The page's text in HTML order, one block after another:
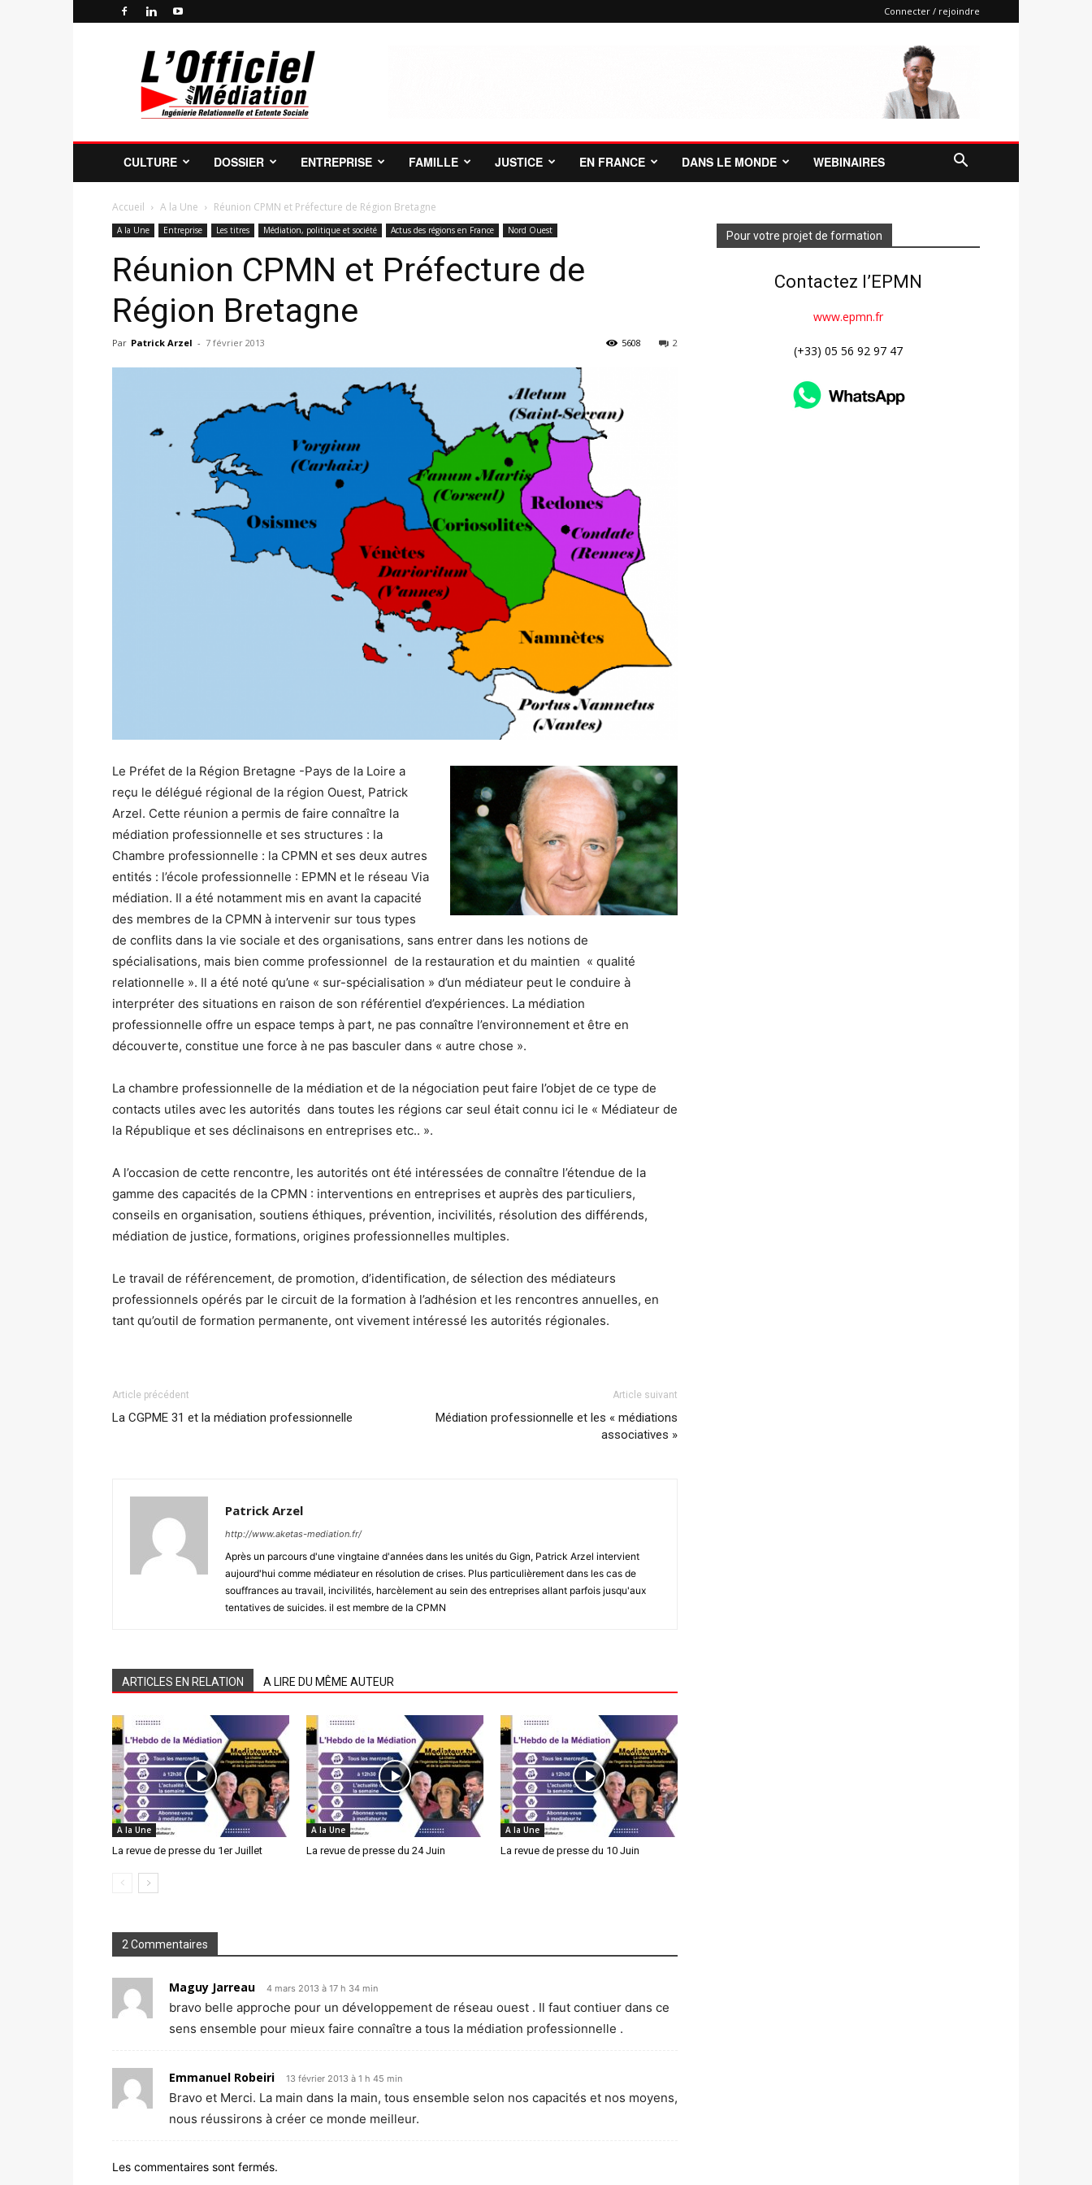
Connecter / rejoindre
Officiel
Médiation
Professionnelle
et
de
Médiateur
CULTURE DOSSIER ENTREPRISE FAMILLE JUSTICE EN FRANCE DANS LE MONDE WEBINAIRES
Accueil A la Une Réunion CPMN et Préfecture de Région Bretagne
A la Une Entreprise Les titres Médiation, politique et société Actus des régions en France Nord Ouest
Réunion CPMN et Préfecture de
Région Bretagne
Par Patrick Arzel - 7 février 2013 2
5608
Le Préfet de la Région Bretagne -Pays de la Loire a
reçu le délégué régional de la région Ouest, Patrick
Arzel. Cette réunion a permis de faire connaître la
médiation professionnelle et ses structures : la
Chambre professionnelle : la CPMN et ses deux autres
entités : l’école professionnelle : EPMN et le réseau Via
médiation. Il a été notamment mis en avant la capacité
des membres de la CPMN à intervenir sur tous types
de conflits dans la vie sociale et des organisations, sans entrer dans les notions de
spécialisations, mais bien comme professionnel de la restauration et du maintien « qualité
relationnelle ». Il a été noté qu’une « sur-spécialisation » d’un médiateur peut le conduire à
interpréter des situations en raison de son référentiel d’expériences. La médiation
professionnelle offre un espace temps à part, ne pas connaître l’environnement et être en
découverte, constitue une force à ne pas basculer dans « autre chose ».
La chambre professionnelle de la médiation et de la négociation peut faire l’objet de ce type de
contacts utiles avec les autorités dans toutes les régions car seul était connu ici le « Médiateur de
la République et ses déclinaisons en entreprises etc.. ».
A l’occasion de cette rencontre, les autorités ont été intéressées de connaître l’étendue de la
gamme des capacités de la CPMN : interventions en entreprises et auprès des particuliers,
conseils en organisation, soutiens éthiques, prévention, incivilités, résolution des différends,
médiation de justice, formations, origines professionnelles multiples.
Le travail de référencement, de promotion, d’identification, de sélection des médiateurs
professionnels opérés par le circuit de la formation à l’adhésion et les rencontres annuelles, en
tant qu’outil de formation permanente, ont vivement intéressé les autorités régionales.
Article précédent
La CGPME 31 et la médiation professionnelle
Article suivant
Médiation professionnelle et les « médiations
associatives »
Patrick Arzel
http://www.aketas-mediation.fr/
Après un parcours d'une vingtaine d'années dans les unités du Gign, Patrick Arzel intervient
aujourd'hui comme médiateur en résolution de crises. Plus particulièrement dans les cas de
souffrances au travail, incivilités, harcèlement au sein des entreprises allant parfois jusqu'aux
tentatives de suicides. il est membre de la CPMN
ARTICLES EN RELATION A LIRE DU MÊME AUTEUR
A la Une
La revue de presse du 1er Juillet
A la Une
La revue de presse du 24 Juin
A la Une
La revue de presse du 10 Juin
2 Commentaires
Maguy Jarreau 4 mars 2013 à 17 h 34 min
bravo belle approche pour un développement de réseau ouest . Il faut contiuer dans ce
sens ensemble pour mieux faire connaître a tous la médiation professionnelle .
Emmanuel Robeiri 13 février 2013 à 1 h 45 min
Bravo et Merci. La main dans la main, tous ensemble selon nos capacités et nos moyens,
nous réussirons à créer ce monde meilleur.
Les commentaires sont fermés.
Pour votre projet de formation
Contactez l’EPMN
www.epmn.fr
(+33) 05 56 92 97 47